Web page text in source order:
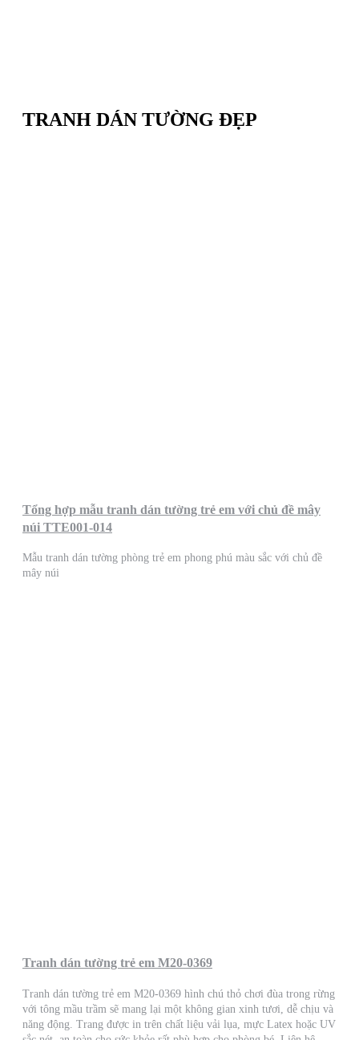
TRANH DÁN TƯỜNG ĐẸP
Tổng hợp mẫu tranh dán tường trẻ em với chủ đề mây
núi TTE001-014
Mẫu tranh dán tường phòng trẻ em phong phú màu sắc với chủ đề
mây núi
Tranh dán tường trẻ em M20-0369
Tranh dán tường trẻ em M20-0369 hình chú thỏ chơi đùa trong rừng
với tông mầu trầm sẽ mang lại một không gian xinh tươi, dễ chịu và
năng động. Trang được in trên chất liệu vải lụa, mực Latex hoặc UV